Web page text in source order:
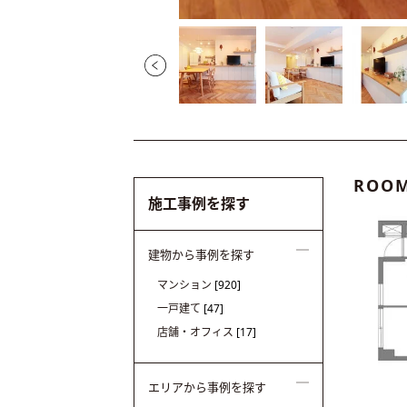
施工事例を探す
建物から事例を探す
マンション [920]
一戸建て [47]
店舗・オフィス [17]
エリアから事例を探す